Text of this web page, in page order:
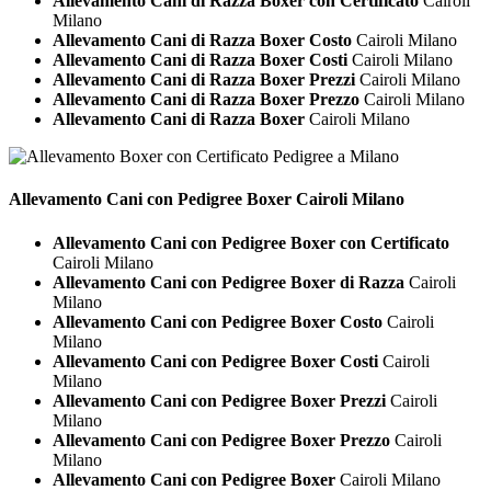
Milano
Allevamento Cani di Razza Boxer Costo Cairoli Milano
Allevamento Cani di Razza Boxer Costi Cairoli Milano
Allevamento Cani di Razza Boxer Prezzi Cairoli Milano
Allevamento Cani di Razza Boxer Prezzo Cairoli Milano
Allevamento Cani di Razza Boxer Cairoli Milano
Allevamento Cani con Pedigree Boxer Cairoli Milano
Allevamento Cani con Pedigree Boxer con Certificato
Cairoli Milano
Allevamento Cani con Pedigree Boxer di Razza Cairoli
Milano
Allevamento Cani con Pedigree Boxer Costo Cairoli
Milano
Allevamento Cani con Pedigree Boxer Costi Cairoli
Milano
Allevamento Cani con Pedigree Boxer Prezzi Cairoli
Milano
Allevamento Cani con Pedigree Boxer Prezzo Cairoli
Milano
Allevamento Cani con Pedigree Boxer Cairoli Milano